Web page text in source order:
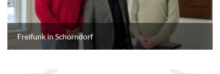
Freifunk in Schorndorf